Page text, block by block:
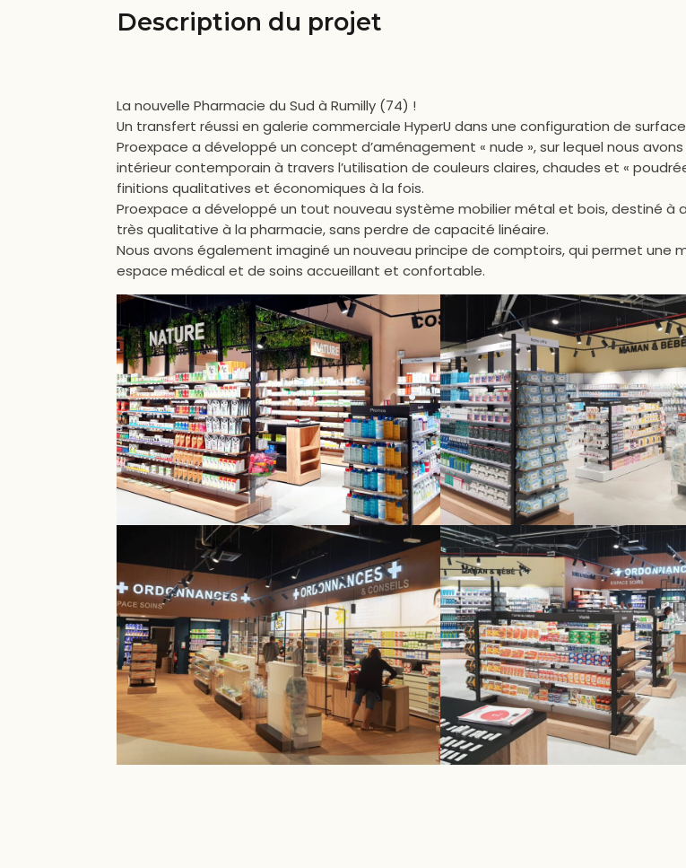
Description du projet
La nouvelle Pharmacie du Sud à Rumilly (74) !
Un transfert réussi en galerie commerciale HyperU dans une configuration de
Proexpace a développé un concept d’aménagement « nude », sur lequel nous
intérieur contemporain à travers l’utilisation de couleurs claires, chaudes et «
finitions qualitatives et économiques à la fois.
Proexpace a développé un tout nouveau système mobilier métal et bois, destiné
très qualitative à la pharmacie, sans perdre de capacité linéaire.
Nous avons également imaginé un nouveau principe de comptoirs, qui permet une
espace médical et de soins accueillant et confortable.